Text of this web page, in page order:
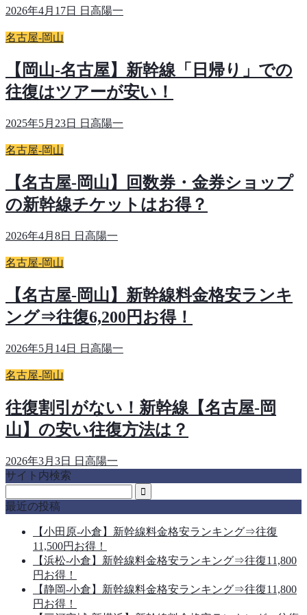
2026年4月17日 日高陽一
名古屋-岡山
【岡山-名古屋】新幹線「日帰り」での
往復はツアーが安い！
2025年5月23日 日高陽一
名古屋-岡山
【名古屋-岡山】回数券・金券ショップ
の新幹線チケットはお得？
2026年4月8日 日高陽一
名古屋-岡山
【名古屋-岡山】新幹線料金格安ランキ
ング⇒往復6,200円お得！
2026年5月14日 日高陽一
名古屋-岡山
往復割引がない！新幹線【名古屋-岡
山】の安い往復方法は？
2026年3月3日
日高陽一
サイト内検索
最近の投稿
【小田原-小倉】新幹線料金格安ランキング⇒往復
11,500円お得！
【浜松-小倉】新幹線料金格安ランキング⇒往復11,800
円お得！
【静岡-小倉】新幹線料金格安ランキング⇒往復11,800
円お得！